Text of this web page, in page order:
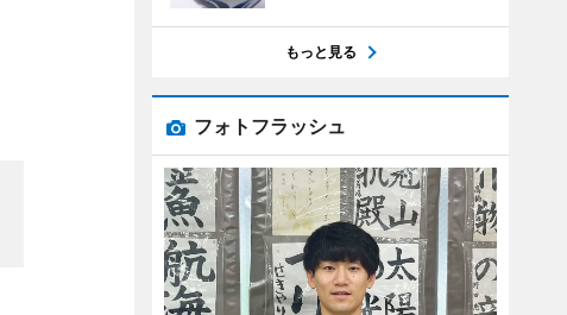
もっと見る
フォトフラッシュ